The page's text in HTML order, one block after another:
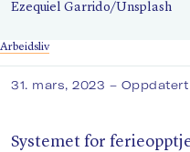
Ezequiel Garrido/​Unsplash
Arbeidsliv
31. mars, 2023 –
Systemet for